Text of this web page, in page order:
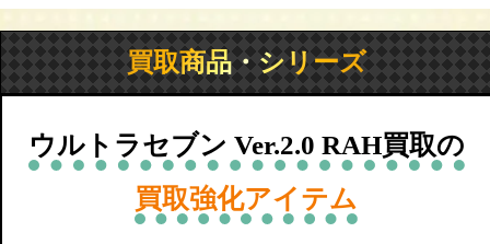
買取商品・シリーズ
ウルトラセブン Ver.2.0 RAH買取の
買取強化アイテム